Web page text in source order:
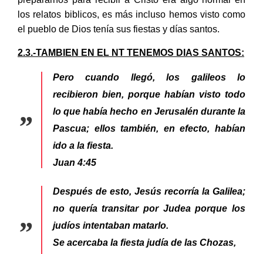
los relatos biblicos, es más incluso hemos visto como
el pueblo de Dios tenía sus fiestas y días santos.
2.3.-TAMBIEN EN EL NT TENEMOS DIAS SANTOS:
Pero cuando llegó, los galileos lo
recibieron bien, porque habían visto todo
lo que había hecho en Jerusalén durante la
Pascua; ellos también, en efecto, habían
ido a la fiesta.
Juan 4:45
Después de esto, Jesús recorría la Galilea;
no quería transitar por Judea porque los
judíos intentaban matarlo.
Se acercaba la fiesta judía de las Chozas,